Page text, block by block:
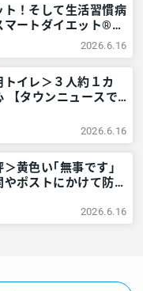
！そして生活習慣病
ートダイエット®教
・東京多摩のご近所
2026.6.16
イレ＞３人約１カ
【タウンニュースで
2026.6.16
黄色い｢無事です｣
ポストにかけて防災
2026.6.16